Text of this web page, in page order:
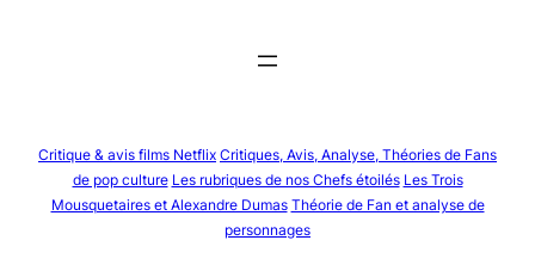
Critique & avis films Netflix Critiques, Avis, Analyse, Théories de Fans
de pop culture Les rubriques de nos Chefs étoilés Les Trois
Mousquetaires et Alexandre Dumas Théorie de Fan et analyse de
personnages